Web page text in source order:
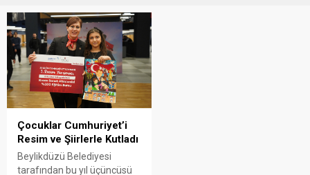
Çocuklar Cumhuriyet’i
Resim ve Şiirlerle Kutladı
Beylikdüzü Belediyesi
tarafından bu yıl üçüncüsü